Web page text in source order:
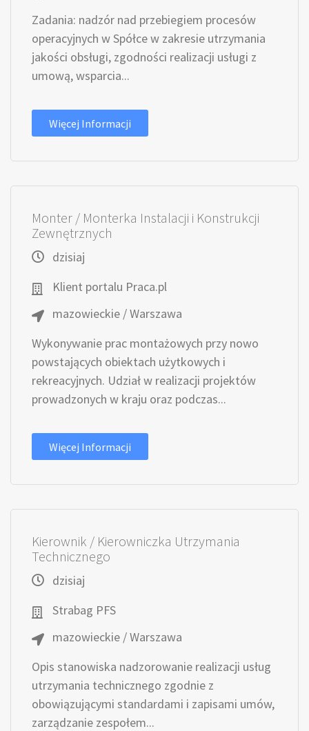
Zadania: nadzór nad przebiegiem procesów
operacyjnych w Spółce w zakresie utrzymania
jakości obsługi, zgodności realizacji usługi z
umową, wsparcia...
Więcej Informacji
Monter / Monterka Instalacji i Konstrukcji
Zewnętrznych
dzisiaj
Klient portalu Praca.pl
mazowieckie / Warszawa
Wykonywanie prac montażowych przy nowo
powstających obiektach użytkowych i
rekreacyjnych. Udział w realizacji projektów
prowadzonych w kraju oraz podczas...
Więcej Informacji
Kierownik / Kierowniczka Utrzymania
Technicznego
dzisiaj
Strabag PFS
mazowieckie / Warszawa
Opis stanowiska nadzorowanie realizacji usług
utrzymania technicznego zgodnie z
obowiązującymi standardami i zapisami umów,
zarządzanie zespołem...